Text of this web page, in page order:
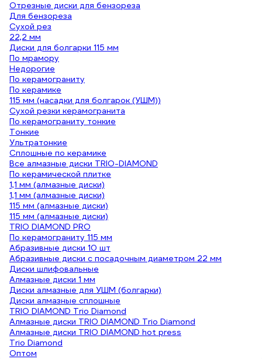
Отрезные диски для бензореза
Для бензореза
Сухой рез
22,2 мм
Диски для болгарки 115 мм
По мрамору
Недорогие
По керамограниту
По керамике
115 мм (насадки для болгарок (УШМ))
Сухой резки керамогранита
По керамограниту тонкие
Тонкие
Ультратонкие
Сплошные по керамике
Все алмазные диски TRIO-DIAMOND
По керамической плитке
1,1 мм (алмазные диски)
1,1 мм (алмазные диски)
115 мм (алмазные диски)
115 мм (алмазные диски)
TRIO DIAMOND PRO
По керамограниту 115 мм
Абразивные диски 10 шт
Абразивные диски с посадочным диаметром 22 мм
Диски шлифовальные
Алмазные диски 1 мм
Диски алмазные для УШМ (болгарки)
Диски алмазные сплошные
TRIO DIAMOND Trio Diamond
Алмазные диски TRIO DIAMOND Trio Diamond
Алмазные диски TRIO DIAMOND hot press
Trio Diamond
Оптом